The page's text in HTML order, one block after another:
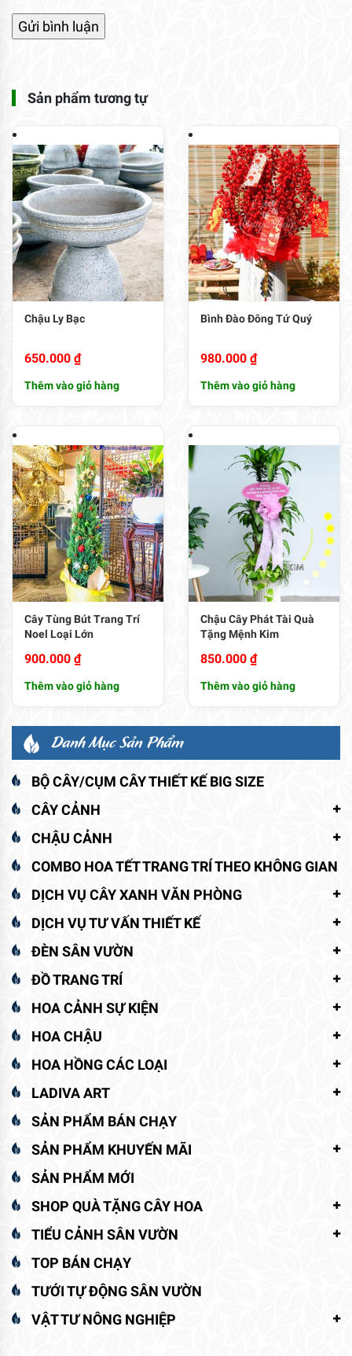
Sản phẩm tương tự
Chậu Ly Bạc
650.000 ₫
Thêm vào giỏ hàng
Bình Đào Đông Tứ Quý
980.000 ₫
Thêm vào giỏ hàng
Cây Tùng Bút Trang Trí
Noel Loại Lớn
900.000 ₫
Thêm vào giỏ hàng
Chậu Cây Phát Tài Quà
Tặng Mệnh Kim
850.000 ₫
Thêm vào giỏ hàng
Danh Mục Sản Phẩm
BỘ CÂY/CỤM CÂY THIẾT KẾ BIG SIZE
CÂY CẢNH
CHẬU CẢNH
COMBO HOA TẾT TRANG TRÍ THEO KHÔNG GIAN
DỊCH VỤ CÂY XANH VĂN PHÒNG
DỊCH VỤ TƯ VẤN THIẾT KẾ
ĐÈN SÂN VƯỜN
ĐỒ TRANG TRÍ
HOA CẢNH SỰ KIỆN
HOA CHẬU
HOA HỒNG CÁC LOẠI
LADIVA ART
SẢN PHẨM BÁN CHẠY
SẢN PHẨM KHUYẾN MÃI
SẢN PHẨM MỚI
SHOP QUÀ TẶNG CÂY HOA
TIỂU CẢNH SÂN VƯỜN
TOP BÁN CHẠY
TƯỚI TỰ ĐỘNG SÂN VƯỜN
VẬT TƯ NÔNG NGHIỆP